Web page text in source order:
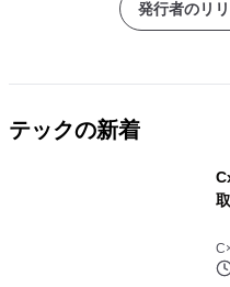
発行者のリ
テックの新着